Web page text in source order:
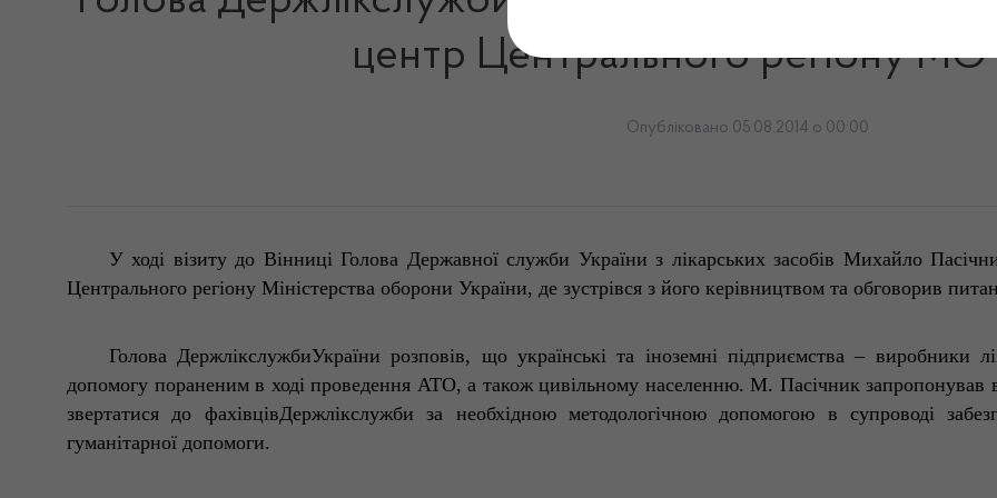
центр Центрального регіону МО
Опубліковано 05.08.2014 о 00:00
У ході візиту до Вінниці Голова Державної служби України з лікарських засобів Михайло
Центрального регіону Міністерства оборони України, де зустрівся з його керівництвом та обговорив
Голова ДержлікслужбиУкраїни розповів, що українські та іноземні підприємства – виробники
допомогу пораненим в ході проведення АТО, а також цивільному населенню. М. Пасічник запропонував
звертатися до фахівцівДержлікслужби за необхідною методологічною допомогою в супроводі
гуманітарної допомоги.